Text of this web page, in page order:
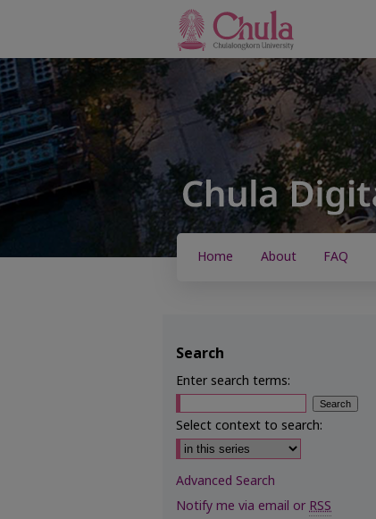
Home About FAQ
Search
Enter search terms:
Select context to search:
Advanced Search
Notify me via email orRSS